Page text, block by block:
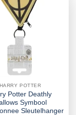
HARRY POTTER
Potter Deathly
Symbool
Sleutelhanger